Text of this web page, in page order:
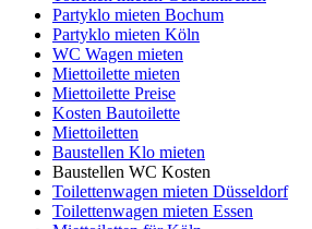
Partyklo mieten Bochum
Partyklo mieten Köln
WC Wagen mieten
Miettoilette mieten
Miettoilette Preise
Kosten Bautoilette
Miettoiletten
Baustellen Klo mieten
Baustellen WC Kosten
Toilettenwagen mieten Düsseldorf
Toilettenwagen mieten Essen